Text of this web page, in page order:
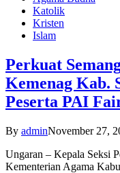
Katolik
Kristen
Islam
Perkuat
Kemenag Kab.
Peserta PAI
By adminNovember 27,
Ungaran – Kepala Seksi
Kementerian Agama